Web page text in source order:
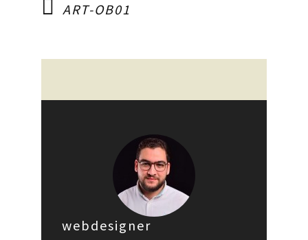
ART-OB01
webdesigner